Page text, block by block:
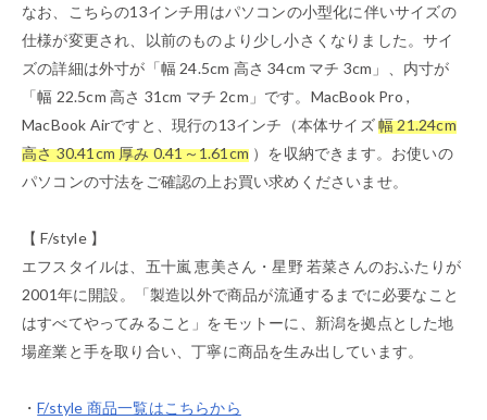
なお、こちらの13インチ用はパソコンの小型化に伴いサイズの
仕様が変更され、以前のものより少し小さくなりました。サイ
ズの詳細は外寸が「幅 24.5cm 高さ 34cm マチ 3cm」、内寸が
「幅 22.5cm 高さ 31cm マチ 2cm」です。MacBook Pro ,
MacBook Airですと、現行の13インチ（本体サイズ幅 21.24cm
高さ 30.41cm 厚み 0.41～1.61cm ）を収納できます。お使いの
パソコンの寸法をご確認の上お買い求めくださいませ。
【 F/style 】
エフスタイルは、五十嵐 恵美さん・星野 若菜さんのおふたりが
2001年に開設。「製造以外で商品が流通するまでに必要なこと
はすべてやってみること」をモットーに、新潟を拠点とした地
場産業と手を取り合い、丁寧に商品を生み出しています。
・F/style 商品一覧はこちらから